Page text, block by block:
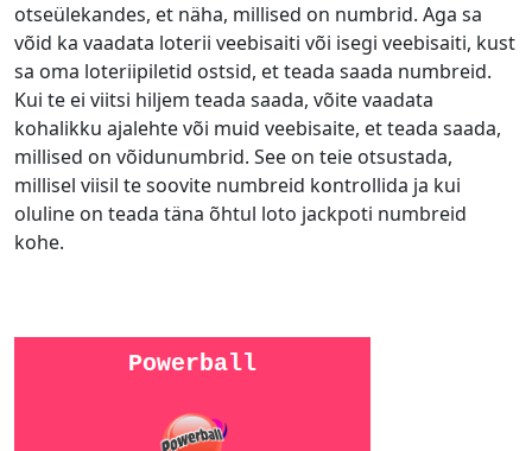
otseülekandes, et näha, millised on numbrid. Aga sa
võid ka vaadata loterii veebisaiti või isegi veebisaiti, kust
sa oma loteriipiletid ostsid, et teada saada numbreid.
Kui te ei viitsi hiljem teada saada, võite vaadata
kohalikku ajalehte või muid veebisaite, et teada saada,
millised on võidunumbrid. See on teie otsustada,
millisel viisil te soovite numbreid kontrollida ja kui
oluline on teada täna õhtul loto jackpoti numbreid
kohe.